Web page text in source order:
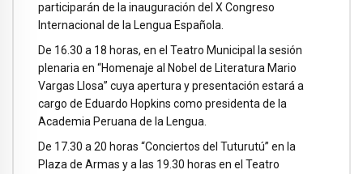
participarán de la inauguración del X Congreso
Internacional de la Lengua Española.
De 16.30 a 18 horas, en el Teatro Municipal la sesión
plenaria en “Homenaje al Nobel de Literatura Mario
Vargas Llosa” cuya apertura y presentación estará a
cargo de Eduardo Hopkins como presidenta de la
Academia Peruana de la Lengua.
De 17.30 a 20 horas “Conciertos del Tuturutú” en la
Plaza de Armas y a las 19.30 horas en el Teatro